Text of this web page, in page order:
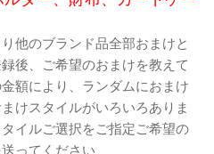
他のブランド品全部おまけと
後、ご希望のおまけを教えて
額により、ランダムにおまけ
けスタイルがいろいろありま
イルご選択をご指定ご希望の
ってください